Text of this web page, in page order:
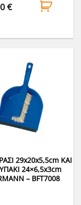
€
29x20x5,5cm ΚΑΙ
24×6,5x3cm
– BFT7008